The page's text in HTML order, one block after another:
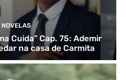
NOVELAS
Cuida” Cap. 75: Ademir
na casa de Carmita